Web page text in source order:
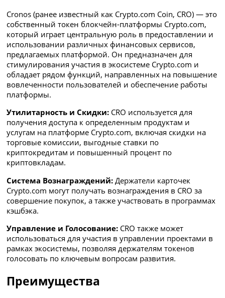
Cronos (ранее известный как Crypto.com Coin, CRO) — это
собственный токен блокчейн-платформы Crypto.com,
который играет центральную роль в предоставлении и
использовании различных финансовых сервисов,
предлагаемых платформой. Он предназначен для
стимулирования участия в экосистеме Crypto.com и
обладает рядом функций, направленных на повышение
вовлеченности пользователей и обеспечение работы
платформы.
Утилитарность и Скидки: CRO используется для
получения доступа к определенным продуктам и
услугам на платформе Crypto.com, включая скидки на
торговые комиссии, выгодные ставки по
криптокредитам и повышенный процент по
криптовкладам.
Система Вознаграждений: Держатели карточек
Crypto.com могут получать вознаграждения в CRO за
совершение покупок, а также участвовать в программах
кэшбэка.
Управление и Голосование: CRO также может
использоваться для участия в управлении проектами в
рамках экосистемы, позволяя держателям токенов
голосовать по ключевым вопросам развития.
Преимущества